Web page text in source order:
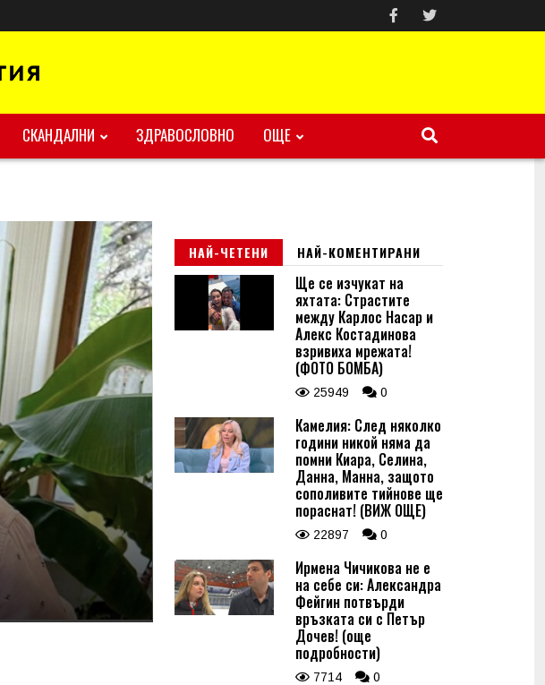
СКАНДАЛНИ ЗДРАВОСЛОВНО ОЩЕ
НАЙ-ЧЕТЕНИ НАЙ-КОМЕНТИРАНИ
Ще се изчукат на
яхтата: Страстите
между Карлос Насар и
Алекс Костадинова
взривиха мрежата!
(ФОТО БОМБА)
25949 0
Камелия: След няколко
години никой няма да
помни Киара, Селина,
Данна, Манна, защото
сополивите тийнове ще
пораснат! (ВИЖ ОЩЕ)
22897 0
Ирмена Чичикова не е
на себе си: Александра
Фейгин потвърди
връзката си с Петър
Дочев! (още
подробности)
7714 0